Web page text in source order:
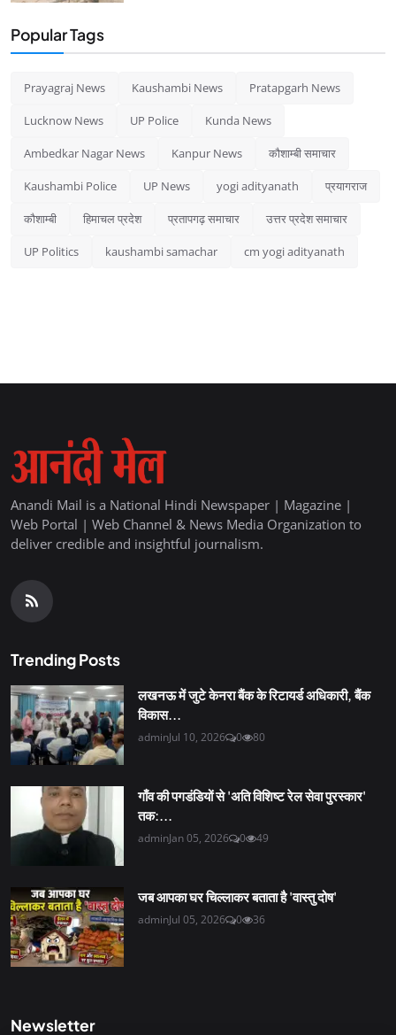
Popular Tags
Prayagraj News Kaushambi News Pratapgarh News
Lucknow News UP Police Kunda News
Ambedkar Nagar News Kanpur News कौशाम्बी समाचार
Kaushambi Police UP News yogi adityanath प्रयागराज
कौशाम्बी हिमाचल प्रदेश प्रतापगढ़ समाचार उत्तर प्रदेश समाचार
UP Politics kaushambi samachar cm yogi adityanath
Anandi Mail is a National Hindi Newspaper | Magazine |
Web Portal | Web Channel & News Media Organization to
deliver credible and insightful journalism.
Trending Posts
लखनऊ में जुटे केनरा बैंक के रिटायर्ड अधिकारी, बैंक
विकास...
adminJul 10, 2026 0 80
गाँव की पगडंडियों से 'अति विशिष्ट रेल सेवा पुरस्कार'
तक:...
adminJan 05, 2026 0 49
जब आपका घर चिल्लाकर बताता है 'वास्तु दोष'
adminJul 05, 2026 0 36
Newsletter